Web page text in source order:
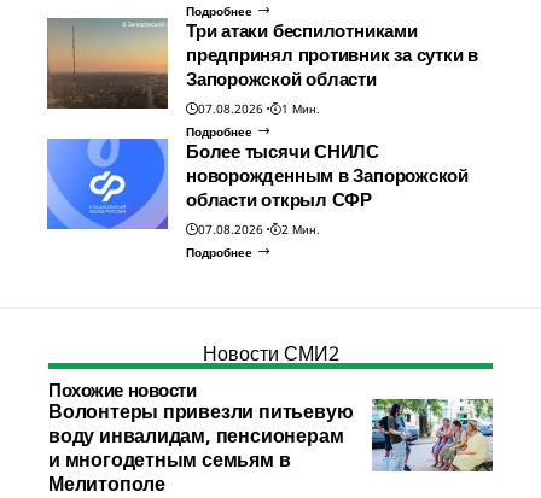
Подробнее
Три атаки беспилотниками
предпринял противник за сутки в
Запорожской области
07.08.2026
1 Мин.
Подробнее
Более тысячи СНИЛС
новорожденным в Запорожской
области открыл СФР
07.08.2026
2 Мин.
Подробнее
Новости СМИ2
Похожие новости
Волонтеры привезли питьевую
воду инвалидам, пенсионерам
и многодетным семьям в
Мелитополе